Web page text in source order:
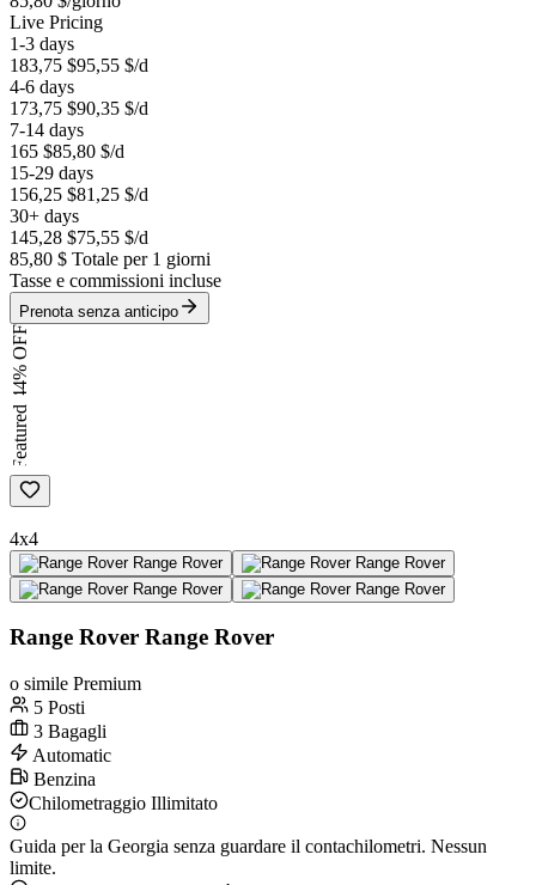
Live Pricing
1-3 days
183,75 $95,55 $/d
4-6 days
173,75 $90,35 $/d
7-14 days
165 $85,80 $/d
15-29 days
156,25 $81,25 $/d
30+ days
145,28 $75,55 $/d
85,80 $ Totale per 1 giorni
Tasse e commissioni incluse
Prenota senza anticipo
44% OFF
Featured
4x4
Range Rover Range Rover
o simile Premium
5 Posti
3 Bagagli
Automatic
Benzina
Chilometraggio Illimitato
Guida per la Georgia senza guardare il contachilometri. Nessun
limite.